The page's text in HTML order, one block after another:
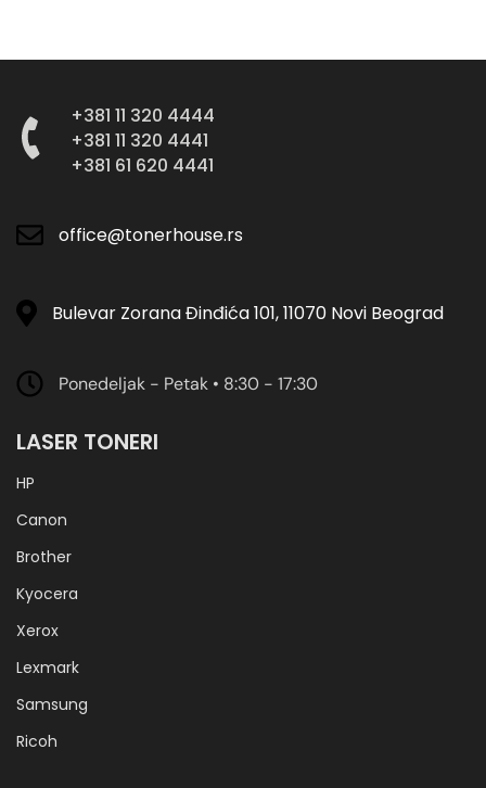
+381 11 320 4444
+381 11 320 4441
+381 61 620 4441
office@tonerhouse.rs
Bulevar Zorana Đinđića 101, 11070 Novi Beograd
Ponedeljak - Petak • 8:30 - 17:30
LASER TONERI
HP
Canon
Brother
Kyocera
Xerox
Lexmark
Samsung
Ricoh